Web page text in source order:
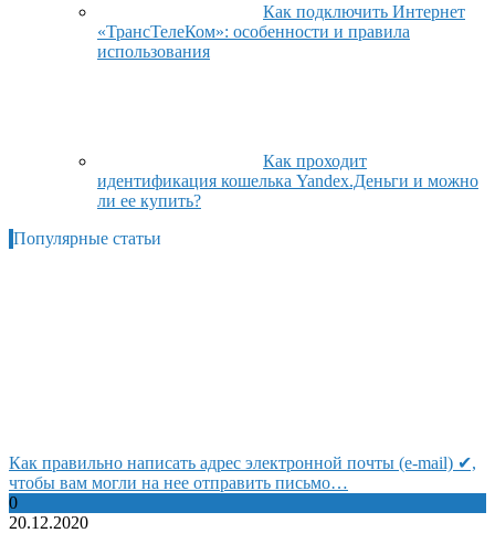
Как подключить Интернет
«ТрансТелеКом»: особенности и правила
использования
Как проходит
идентификация кошелька Yandex.Деньги и можно
ли ее купить?
Популярные статьи
Как правильно написать адрес электронной почты (e-mail) ✔,
чтобы вам могли на нее отправить письмо…
0
20.12.2020